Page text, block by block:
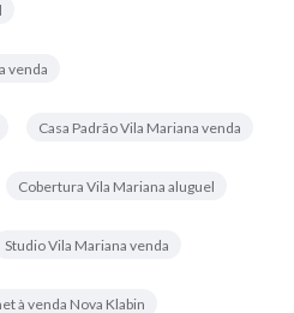
venda
Casa Padrão Vila Mariana venda
Cobertura Vila Mariana aluguel
Studio Vila Mariana venda
à venda Nova Klabin